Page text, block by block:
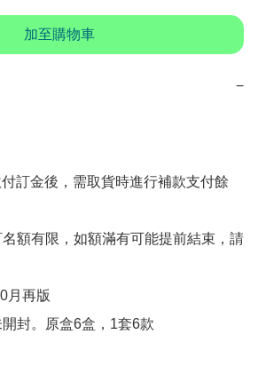
加至購物車
−
訂金後，需取貨時進行補款支付餘
額有限，如額滿有可能提前結束，請
月再版
封。原盒6盒，1套6款